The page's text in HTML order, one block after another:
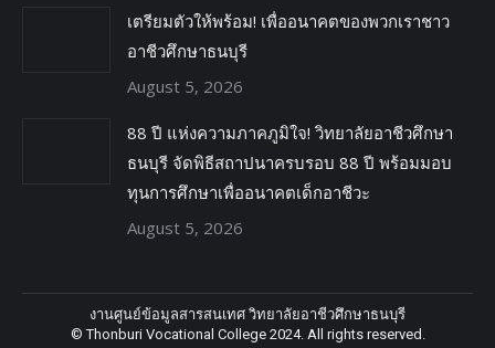
เตรียมตัวให้พร้อม! เพื่ออนาคตของพวกเราชาว
อาชีวศึกษาธนบุรี
August 5, 2026
88 ปี แห่งความภาคภูมิใจ! วิทยาลัยอาชีวศึกษา
ธนบุรี จัดพิธีสถาปนาครบรอบ 88 ปี พร้อมมอบ
ทุนการศึกษาเพื่ออนาคตเด็กอาชีวะ
August 5, 2026
งานศูนย์ข้อมูลสารสนเทศ วิทยาลัยอาชีวศึกษาธนบุรี
© Thonburi Vocational College 2024. All rights reserved.